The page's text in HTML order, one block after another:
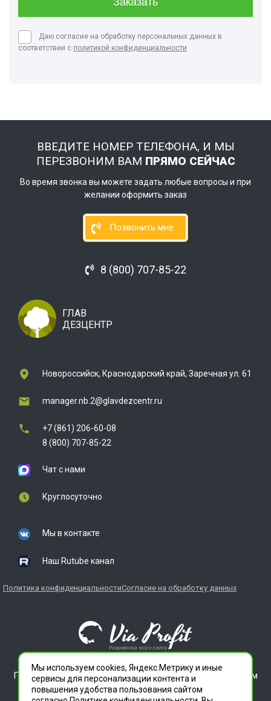
Даю согласие на обработку персональных данных в
соответствии с политикой конфиденциальности
ВВЕДИТЕ НОМЕР ТЕЛЕФОНА, И МЫ
ПЕРЕЗВОНИМ ВАМ ПРЯМО СЕЙЧАС
Во время звонка вы можете задать любые вопросы и при
желании оформить заказ
Позвонить мне
8 (800) 707-85-22
ГЛАВ
ДЕЗЦЕНТР
Новороссийск, Краснодарский край, Заречная ул. 61
manager.nb.2@glavdezcentr.ru
+7 (861) 206-60-08
8 (800) 707-85-22
Чат с нами
Круглосуточно
Мы в контакте
Наш Rutube канал
Политика конфиденциальностиСогласие на обработку данных
ГЛАВДЕЗЦЕНТР является зарегистрированным товарным
знаком. Все права защищены.
ООО "СЛУЖБА ДЕЗИНФЕКЦИИ" 620012 СВЕРДЛОВСКАЯ
Мы используем cookies, Яндекс.Метрику и иные
сервисы для персонализации контента и
повышения удобства пользования сайтом